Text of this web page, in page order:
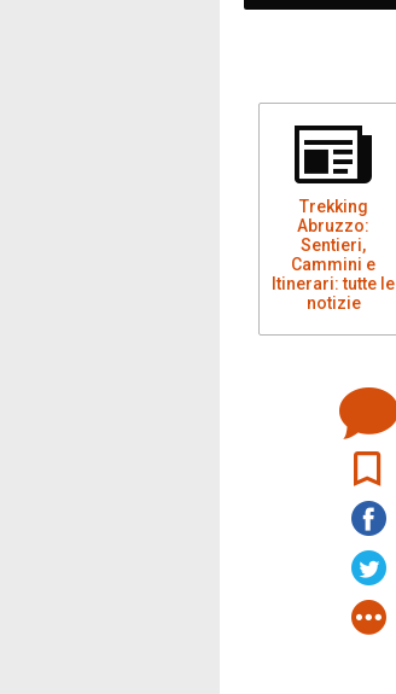
Trekking
Abruzzo:
Sentieri,
Cammini e
Itinerari: tutte le
notizie